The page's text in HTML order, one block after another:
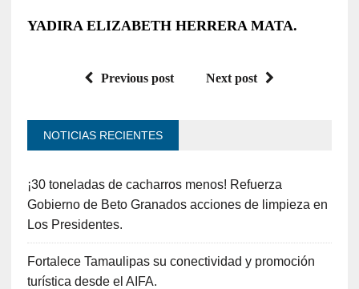
YADIRA ELIZABETH HERRERA MATA.
Previous post Next post
NOTICIAS RECIENTES
¡30 toneladas de cacharros menos! Refuerza
Gobierno de Beto Granados acciones de limpieza en
Los Presidentes.
Fortalece Tamaulipas su conectividad y promoción
turística desde el AIFA.